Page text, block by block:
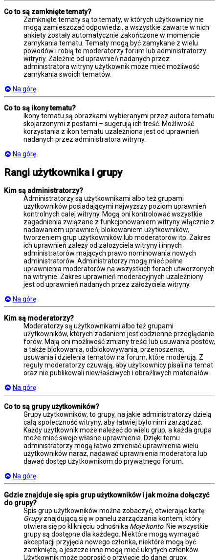
Co to są zamknięte tematy?
Zamknięte tematy są to tematy, w których użytkownicy nie
mogą zamieszczać odpowiedzi, a wszystkie zawarte w nich
ankiety zostały automatycznie zakończone w momencie
zamykania tematu. Tematy mogą być zamykane z wielu
powodów i robią to moderatorzy forum lub administratorzy
witryny. Zależnie od uprawnień nadanych przez
administratora witryny użytkownik może mieć możliwość
zamykania swoich tematów.
Na górę
Co to są ikony tematu?
Ikony tematu są obrazkami wybieranymi przez autora tematu
skojarzonymi z postami – sugerują ich treść. Możliwość
korzystania z ikon tematu uzależniona jest od uprawnień
nadanych przez administratora witryny.
Na górę
Rangi użytkownika i grupy
Kim są administratorzy?
Administratorzy są użytkownikami albo też grupami
użytkowników posiadającymi najwyższy poziom uprawnień
kontrolnych całej witryny. Mogą oni kontrolować wszystkie
zagadnienia związane z funkcjonowaniem witryny włącznie z
nadawaniem uprawnień, blokowaniem użytkowników,
tworzeniem grup użytkowników lub moderatorów itp. Zakres
ich uprawnień zależy od założyciela witryny i innych
administratorów mających prawo nominowania nowych
administratorów. Administratorzy mogą mieć pełne
uprawnienia moderatorów na wszystkich forach utworzonych
na witrynie. Zakres uprawnień moderacyjnych uzależniony
jest od uprawnień nadanych przez założyciela witryny.
Na górę
Kim są moderatorzy?
Moderatorzy są użytkownikami albo też grupami
użytkowników, których zadaniem jest codzienne przeglądanie
forów. Mają oni możliwość zmiany treści lub usuwania postów,
a także blokowania, odblokowywania, przenoszenia,
usuwania i dzielenia tematów na forum, które moderują. Z
reguły moderatorzy czuwają, aby użytkownicy pisali na temat
oraz nie publikowali niewłaściwych i obraźliwych materiałów.
Na górę
Co to są grupy użytkowników?
Grupy użytkowników, to grupy, na jakie administratorzy dzielą
całą społeczność witryny, aby łatwiej było nimi zarządzać.
Każdy użytkownik może należeć do wielu grup, a każda grupa
może mieć swoje własne uprawnienia. Dzięki temu
administratorzy mogą łatwo zmieniać uprawnienia wielu
użytkowników naraz, nadawać uprawnienia moderatora lub
dawać dostęp użytkownikom do prywatnego forum.
Na górę
Gdzie znajduje się spis grup użytkowników i jak można dołączyć
do grupy?
Spis grup użytkowników można zobaczyć, otwierając kartę
Grupyznajdującą się w panelu zarządzania kontem, który
otwiera się po kliknięciu odnośnika Moje konto. Nie wszystkie
grupy są dostępne dla każdego. Niektóre mogą wymagać
akceptacji przyjęcia nowego członka, niektóre mogą być
zamknięte, a jeszcze inne mogą mieć ukrytych członków.
Użytkownik może poprosić o przyjęcie do danej grupy,